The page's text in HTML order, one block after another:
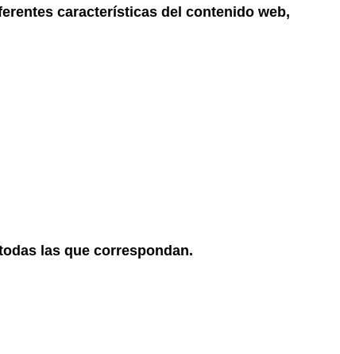
características del contenido web,
las que correspondan.